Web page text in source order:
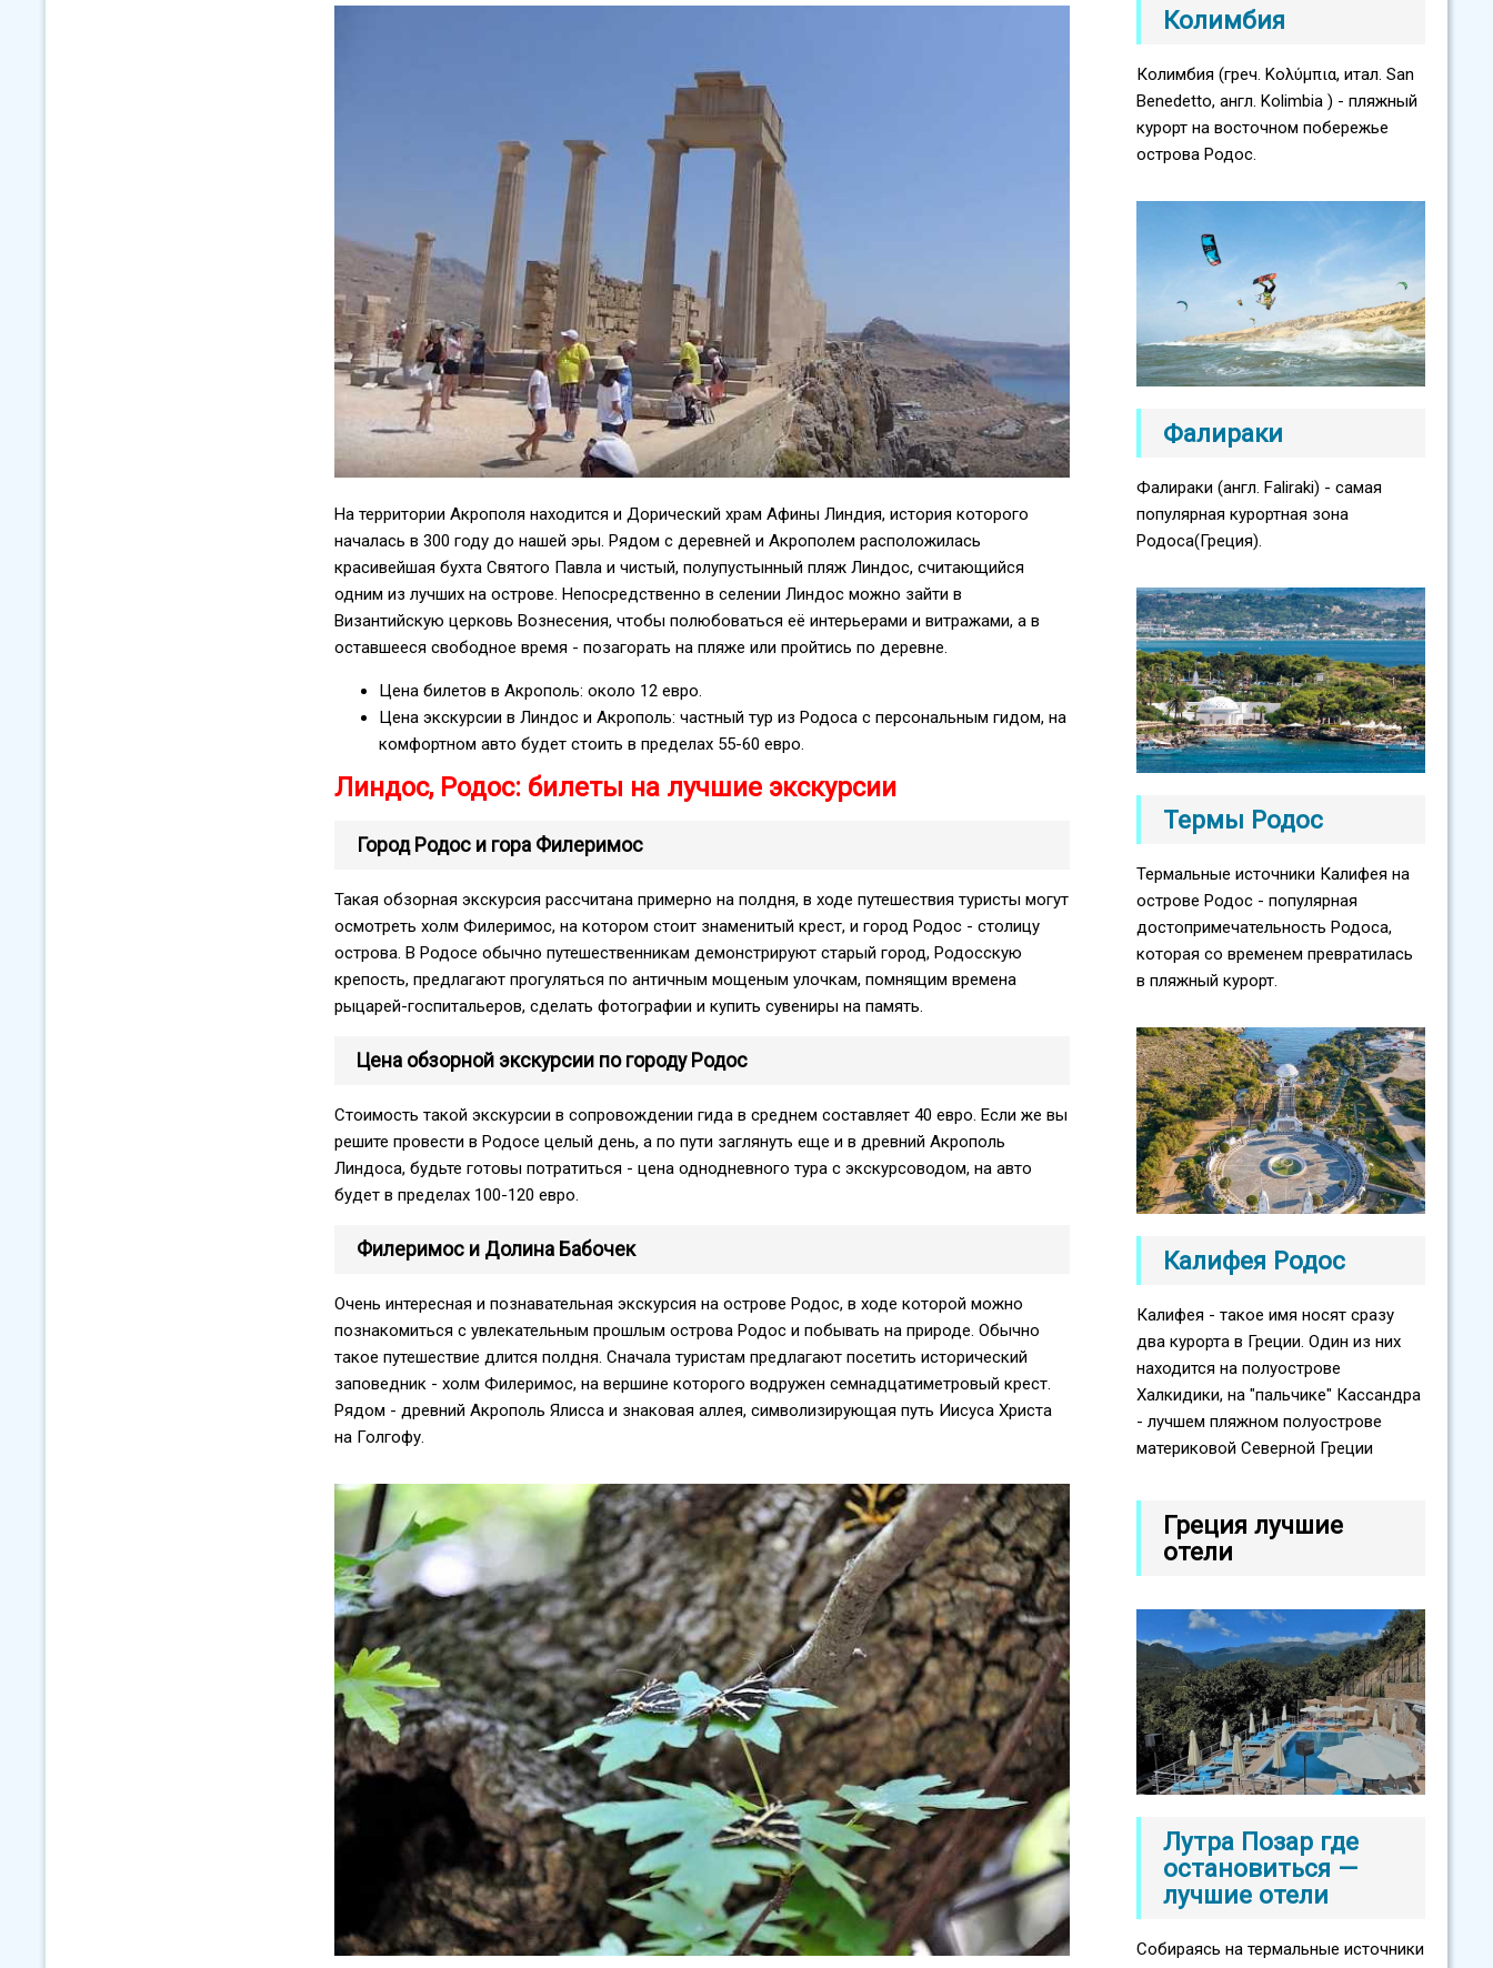
На территории Акрополя находится и Дорический храм Афины Линдия, история которого
началась в 300 году до нашей эры. Рядом с деревней и Акрополем расположилась
красивейшая бухта Святого Павла и чистый, полупустынный пляж Линдос, считающийся
одним из лучших на острове. Непосредственно в селении Линдос можно зайти в
Византийскую церковь Вознесения, чтобы полюбоваться её интерьерами и витражами, а в
оставшееся свободное время - позагорать на пляже или пройтись по деревне.
Цена билетов в Акрополь: около 12 евро.
Цена экскурсии в Линдос и Акрополь: частный тур из Родоса с персональным гидом, на
комфортном авто будет стоить в пределах 55-60 евро.
Линдос, Родос: билеты на лучшие экскурсии
Город Родос и гора Филеримос
Такая обзорная экскурсия рассчитана примерно на полдня, в ходе путешествия туристы могут
осмотреть холм Филеримос, на котором стоит знаменитый крест, и город Родос - столицу
острова. В Родосе обычно путешественникам демонстрируют старый город, Родосскую
крепость, предлагают прогуляться по античным мощеным улочкам, помнящим времена
рыцарей-госпитальеров, сделать фотографии и купить сувениры на память.
Цена обзорной экскурсии по городу Родос
Стоимость такой экскурсии в сопровождении гида в среднем составляет 40 евро. Если же вы
решите провести в Родосе целый день, а по пути заглянуть еще и в древний Акрополь
Линдоса, будьте готовы потратиться - цена однодневного тура с экскурсоводом, на авто
будет в пределах 100-120 евро.
Филеримос и Долина Бабочек
Очень интересная и познавательная экскурсия на острове Родос, в ходе которой можно
познакомиться с увлекательным прошлым острова Родос и побывать на природе. Обычно
такое путешествие длится полдня. Сначала туристам предлагают посетить исторический
заповедник - холм Филеримос, на вершине которого водружен семнадцатиметровый крест.
Рядом - древний Акрополь Ялисса и знаковая аллея, символизирующая путь Иисуса Христа
на Голгофу.
Колимбия
Колимбия (греч. Κολύμπια, итал. San
Benedetto, англ. Kolimbia ) - пляжный
курорт на восточном побережье
острова Родос.
Фалираки
Фалираки (англ. Faliraki) - самая
популярная курортная зона
Родоса(Греция).
Термы Родос
Термальные источники Калифея на
острове Родос - популярная
достопримечательность Родоса,
которая со временем превратилась
в пляжный курорт.
Калифея Родос
Калифея - такое имя носят сразу
два курорта в Греции. Один из них
находится на полуострове
Халкидики, на "пальчике" Кассандра
- лучшем пляжном полуострове
материковой Северной Греции
Греция лучшие
отели
Лутра Позар где
остановиться —
лучшие отели
Собираясь на термальные источники